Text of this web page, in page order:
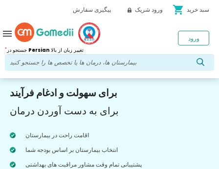
پیگیری سفارش ورود شریک shopping_cart سبد خرید
* Persian تغییر زبان از بالا
ورود menu
برای سهولت و ادغام فرآیند
برای به دست آوردن درمان
اقامت راحت در بیمارستان
انتخاب بیمارستان بر اساس بودجه شما
پشتیبانی تمام وقت مشاور مراقبت های بهداشتی